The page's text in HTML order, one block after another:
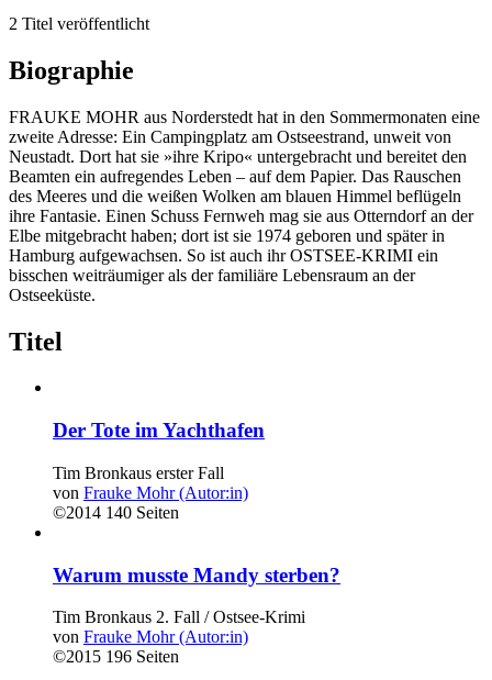
2 Titel veröffentlicht
Biographie
FRAUKE MOHR aus Norderstedt hat in den Sommermonaten eine
zweite Adresse: Ein Campingplatz am Ostseestrand, unweit von
Neustadt. Dort hat sie »ihre Kripo« untergebracht und bereitet den
Beamten ein aufregendes Leben – auf dem Papier. Das Rauschen
des Meeres und die weißen Wolken am blauen Himmel beflügeln
ihre Fantasie. Einen Schuss Fernweh mag sie aus Otterndorf an der
Elbe mitgebracht haben; dort ist sie 1974 geboren und später in
Hamburg aufgewachsen. So ist auch ihr OSTSEE-KRIMI ein
bisschen weiträumiger als der familiäre Lebensraum an der
Ostseeküste.
Titel
Der Tote im Yachthafen
Tim Bronkaus erster Fall
von Frauke Mohr (Autor:in)
©2014 140 Seiten
Warum musste Mandy sterben?
Tim Bronkaus 2. Fall / Ostsee-Krimi
von Frauke Mohr (Autor:in)
©2015 196 Seiten